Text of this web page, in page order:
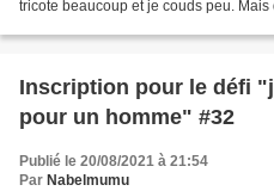
tricote beaucoup et je couds peu.
Inscription pour le défi
pour un homme" #32
Publié le 20/08/2021 à 21:54
Par Nabelmumu